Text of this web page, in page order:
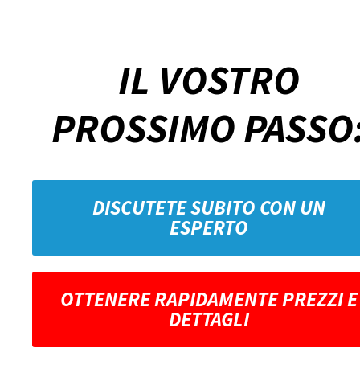
IL VOSTRO
PROSSIMO
DISCUTETE SUBITO CON UN
ESPERTO
OTTENERE RAPIDAMENTE PREZZI E
DETTAGLI